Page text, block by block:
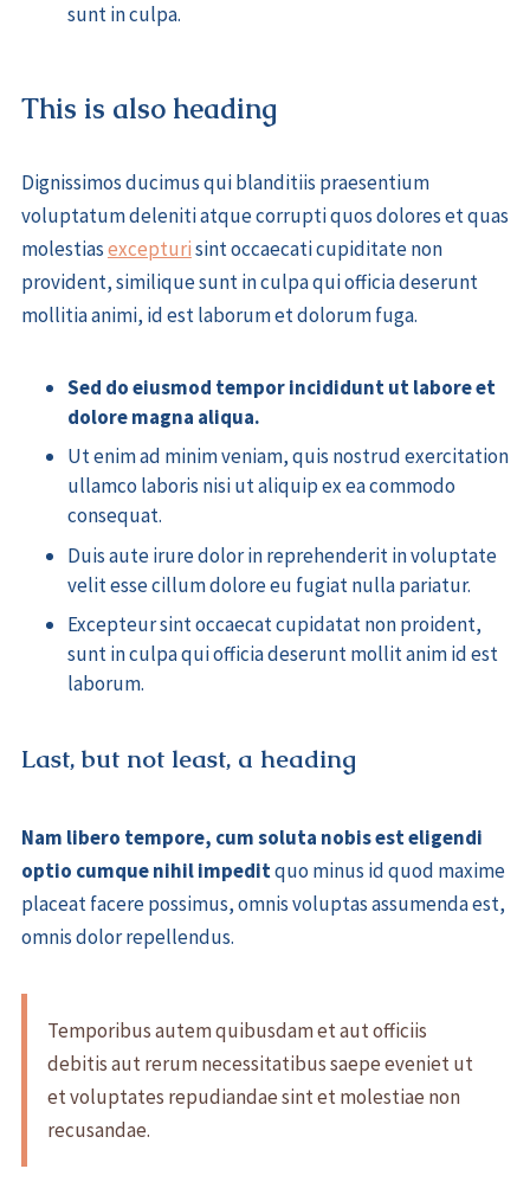
sunt in culpa.
This is also heading
Dignissimos ducimus qui blanditiis praesentium
voluptatum deleniti atque corrupti quos dolores et quas
molestiasexcepturisint occaecati cupiditate non
provident, similique sunt in culpa qui officia deserunt
mollitia animi, id est laborum et dolorum fuga.
Sed do eiusmod tempor incididunt ut labore et
dolore magna aliqua.
Ut enim ad minim veniam, quis nostrud exercitation
ullamco laboris nisi ut aliquip ex ea commodo
consequat.
Duis aute irure dolor in reprehenderit in voluptate
velit esse cillum dolore eu fugiat nulla pariatur.
Excepteur sint occaecat cupidatat non proident,
sunt in culpa qui officia deserunt mollit anim id est
laborum.
Last, but not least, a heading
Nam libero tempore, cum soluta nobis est eligendi
optio cumque nihil impeditquo minus id quod maxime
placeat facere possimus, omnis voluptas assumenda est,
omnis dolor repellendus.
Temporibus autem quibusdam et aut officiis
debitis aut rerum necessitatibus saepe eveniet ut
et voluptates repudiandae sint et molestiae non
recusandae.